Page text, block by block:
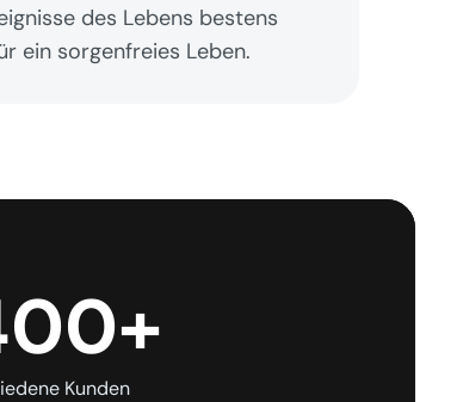
des Lebens bestens
ein sorgenfreies Leben.
Kunden